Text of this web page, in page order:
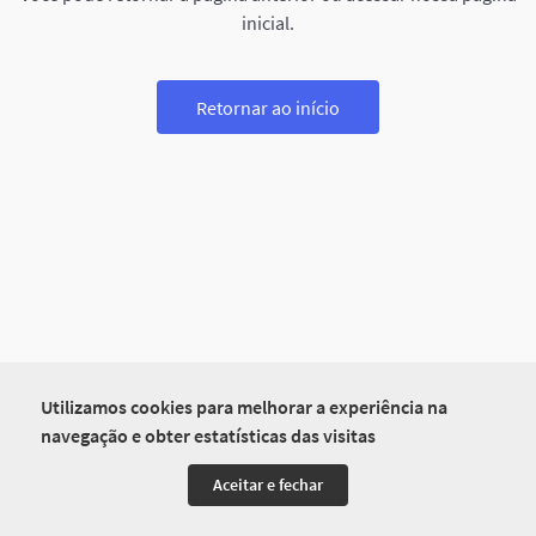
Utilizamos cookies para melhorar a experiência na
navegação e obter estatísticas das visitas
Aceitar e fechar
inicial.
Retornar ao início